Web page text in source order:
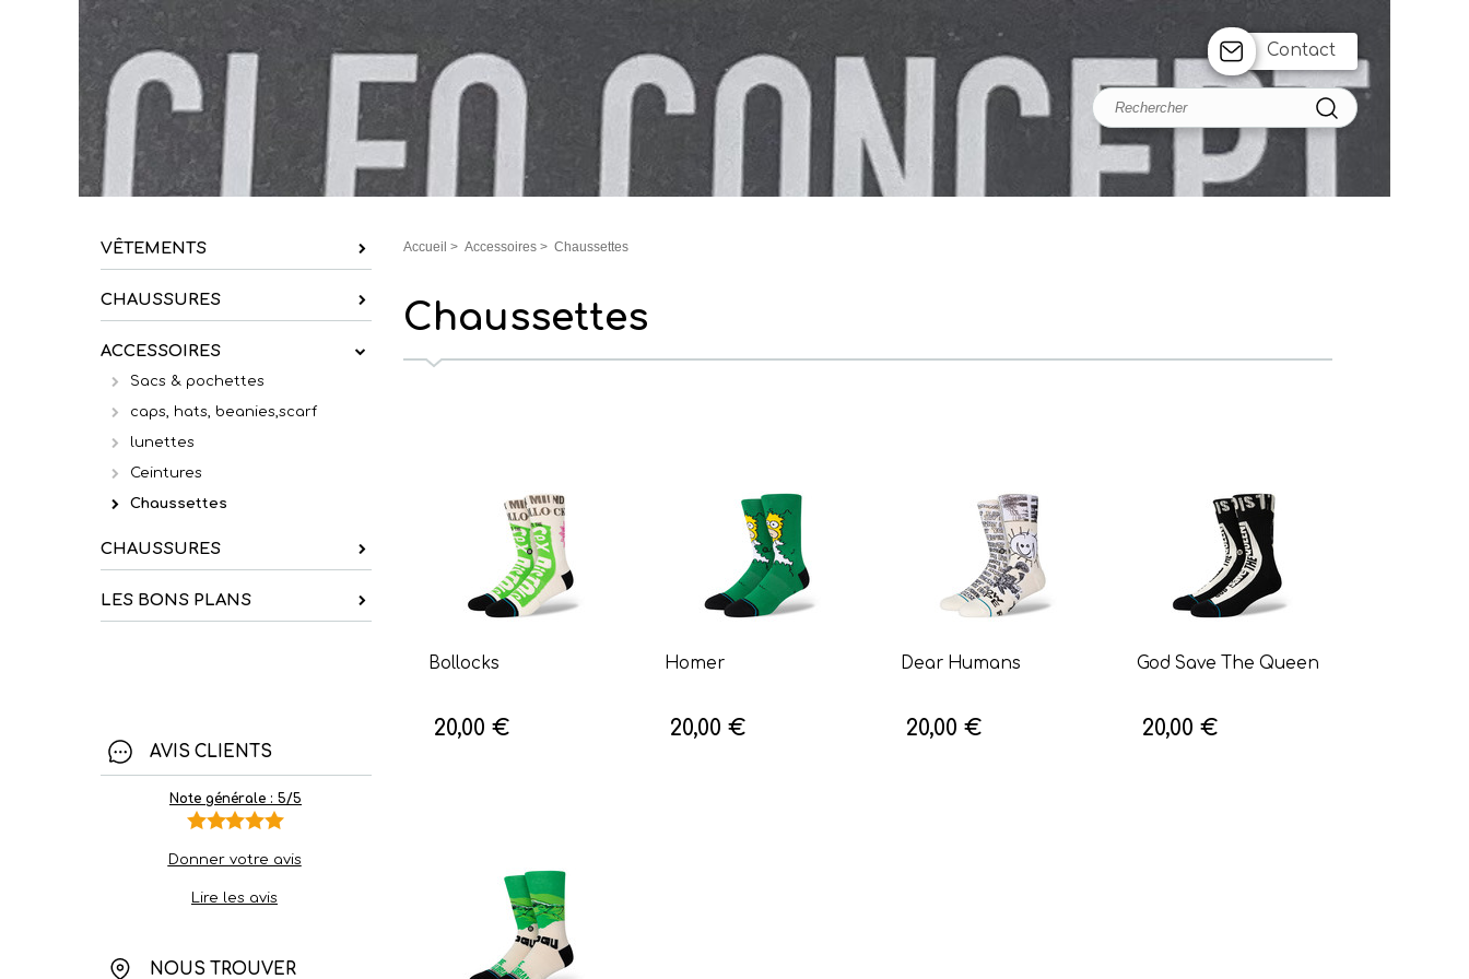
Contact
VÊTEMENTS
CHAUSSURES
ACCESSOIRES
Sacs & pochettes
caps, hats, beanies,scarf
lunettes
Ceintures
Chaussettes
CHAUSSURES
LES BONS PLANS
AVIS CLIENTS
Note générale : 5/5
Donner votre avis
Lire les avis
NOUS TROUVER
Accueil > Accessoires> Chaussettes
Chaussettes
Bollocks
20,00 €
Homer
20,00 €
Dear Humans
20,00 €
God Save The Queen
20,00 €